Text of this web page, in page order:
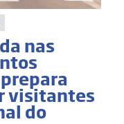
nas
visitantes
do